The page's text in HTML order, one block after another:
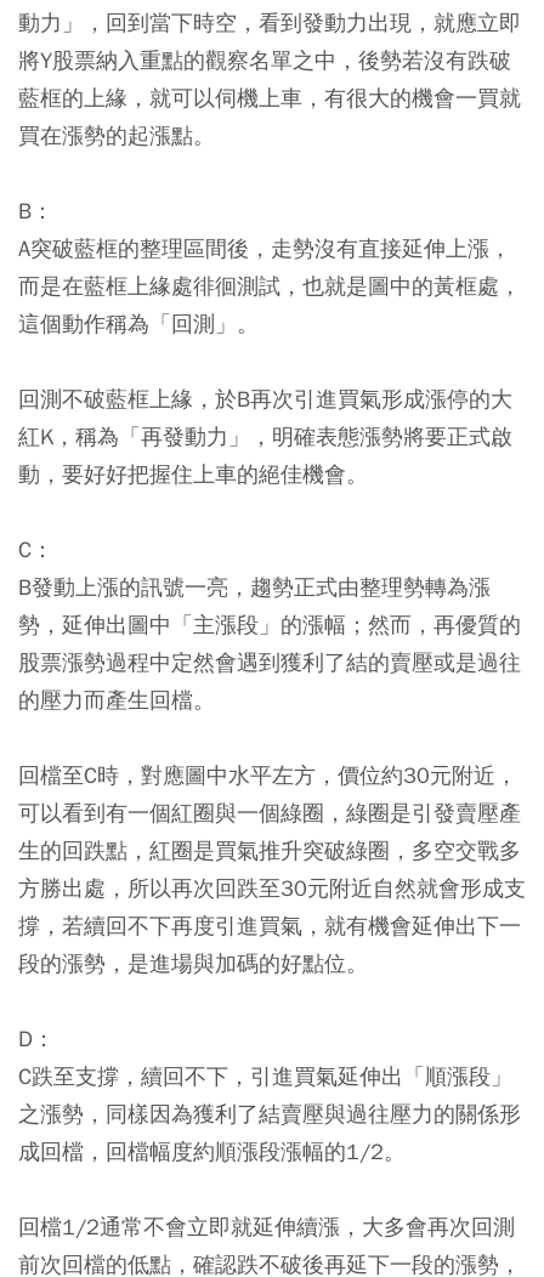
動力」，回到當下時空，看到發動力出現，就應立即
將Y股票納入重點的觀察名單之中，後勢若沒有跌破
藍框的上緣，就可以伺機上車，有很大的機會一買就
買在漲勢的起漲點。
B：
A突破藍框的整理區間後，走勢沒有直接延伸上漲，
而是在藍框上緣處徘徊測試，也就是圖中的黃框處，
這個動作稱為「回測」。
回測不破藍框上緣，於B再次引進買氣形成漲停的大
紅K，稱為「再發動力」，明確表態漲勢將要正式啟
動，要好好把握住上車的絕佳機會。
C：
B發動上漲的訊號一亮，趨勢正式由整理勢轉為漲
勢，延伸出圖中「主漲段」的漲幅；然而，再優質的
股票漲勢過程中定然會遇到獲利了結的賣壓或是過往
的壓力而產生回檔。
回檔至C時，對應圖中水平左方，價位約30元附近，
可以看到有一個紅圈與一個綠圈，綠圈是引發賣壓產
生的回跌點，紅圈是買氣推升突破綠圈，多空交戰多
方勝出處，所以再次回跌至30元附近自然就會形成支
撐，若續回不下再度引進買氣，就有機會延伸出下一
段的漲勢，是進場與加碼的好點位。
D：
C跌至支撐，續回不下，引進買氣延伸出「順漲段」
之漲勢，同樣因為獲利了結賣壓與過往壓力的關係形
成回檔，回檔幅度約順漲段漲幅的1/2。
回檔1/2通常不會立即就延伸續漲，大多會再次回測
前次回檔的低點，確認跌不破後再延下一段的漲勢，